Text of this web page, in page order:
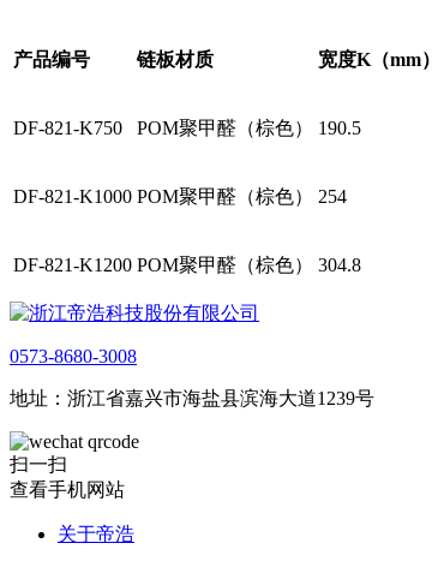
产品编号 链板材质 宽度K（mm）
DF-821-K750 POM聚甲醛（棕色） 190.5
DF-821-K1000 POM聚甲醛（棕色） 254
DF-821-K1200 POM聚甲醛（棕色） 304.8
0573-8680-3008
地址：浙江省嘉兴市海盐县滨海大道1239号
扫一扫
查看手机网站
关于帝浩